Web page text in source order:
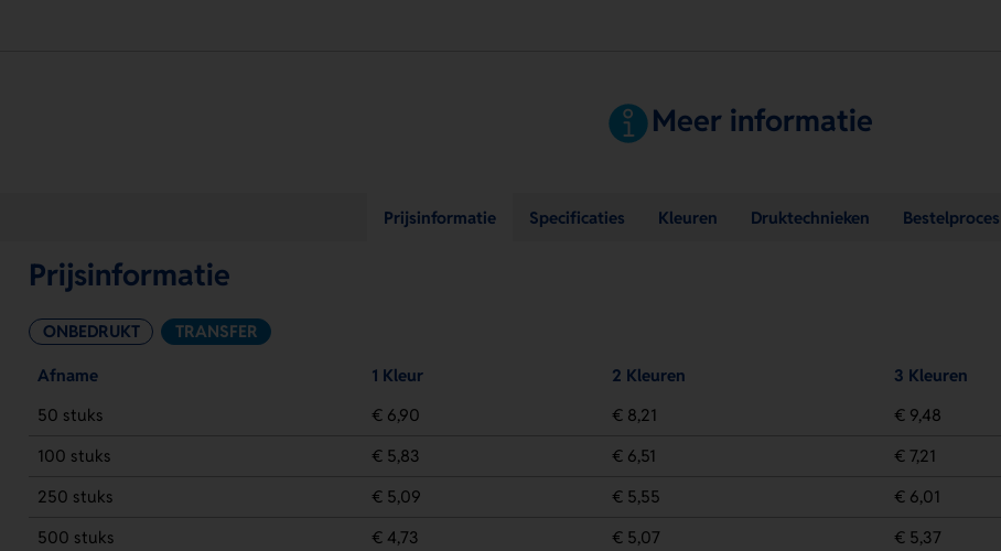
Meer informatie
Prijsinformatie Specificaties Kleuren Druktechnieken Bestelproces
Prijsinformatie
ONBEDRUKT TRANSFER
Afname 1 Kleur 2 Kleuren 3 Kleuren
50 stuks
€ 6,90 € 8,21 € 9,48
100 stuks
€ 5,83 € 6,51 € 7,21
250 stuks
€ 5,09 € 5,55 € 6,01
500 stuks
€ 4,73 € 5,07 € 5,37